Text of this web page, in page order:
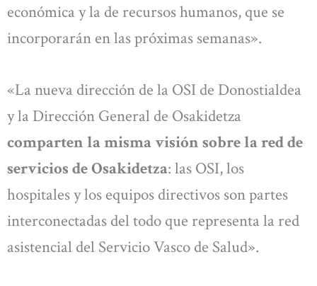
económica y la de recursos humanos, que se
incorporarán en las próximas semanas».
«La nueva dirección de la OSI de Donostialdea
y la Dirección General de Osakidetza
comparten la misma visión sobre la red de
servicios de Osakidetza: las OSI, los
hospitales y los equipos directivos son partes
interconectadas del todo que representa la red
asistencial del Servicio Vasco de Salud».